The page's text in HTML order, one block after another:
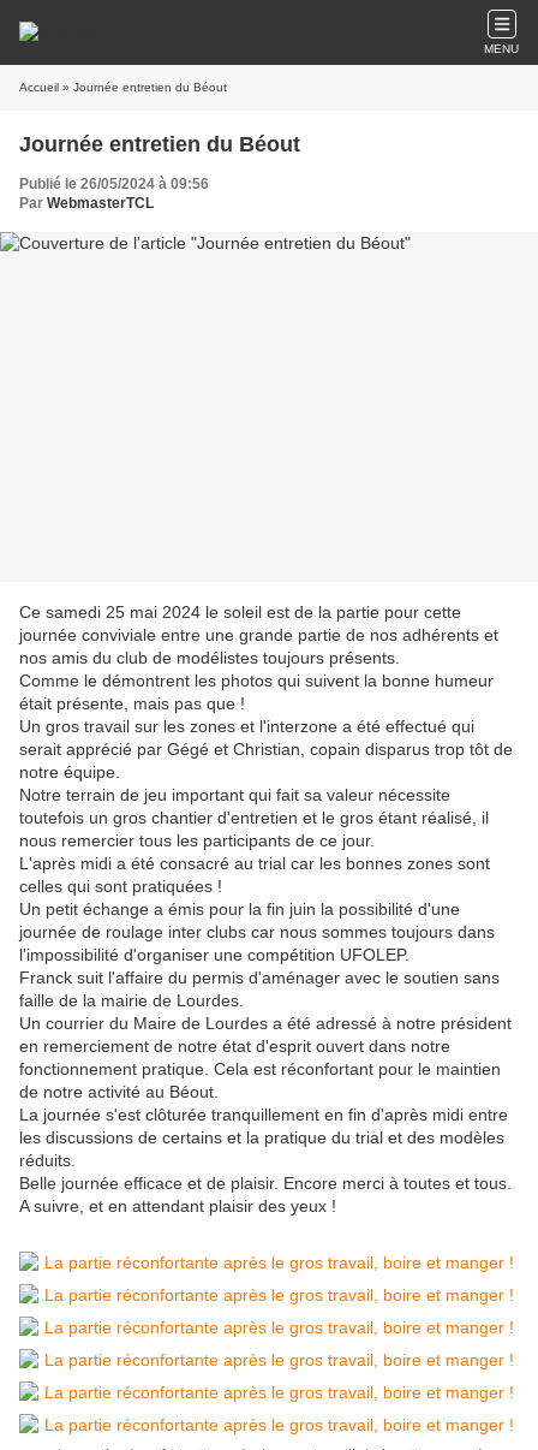
MENU
Accueil » Journée entretien du Béout
Journée entretien du Béout
Publié le 26/05/2024 à 09:56
Par WebmasterTCL
Ce samedi 25 mai 2024 le soleil est de la partie pour cette
journée conviviale entre une grande partie de nos adhérents et
nos amis du club de modélistes toujours présents.
Comme le démontrent les photos qui suivent la bonne humeur
était présente, mais pas que !
Un gros travail sur les zones et l'interzone a été effectué qui
serait apprécié par Gégé et Christian, copain disparus trop tôt de
notre équipe.
Notre terrain de jeu important qui fait sa valeur nécessite
toutefois un gros chantier d'entretien et le gros étant réalisé, il
nous remercier tous les participants de ce jour.
L'après midi a été consacré au trial car les bonnes zones sont
celles qui sont pratiquées !
Un petit échange a émis pour la fin juin la possibilité d'une
journée de roulage inter clubs car nous sommes toujours dans
l'impossibilité d'organiser une compétition UFOLEP.
Franck suit l'affaire du permis d'aménager avec le soutien sans
faille de la mairie de Lourdes.
Un courrier du Maire de Lourdes a été adressé à notre président
en remerciement de notre état d'esprit ouvert dans notre
fonctionnement pratique. Cela est réconfortant pour le maintien
de notre activité au Béout.
La journée s'est clôturée tranquillement en fin d'après midi entre
les discussions de certains et la pratique du trial et des modèles
réduits.
Belle journée efficace et de plaisir. Encore merci à toutes et tous.
A suivre, et en attendant plaisir des yeux !